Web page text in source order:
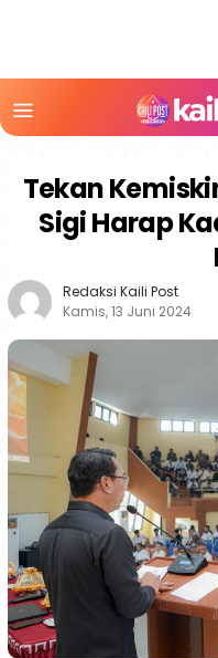
Mobile
Tekan
Sigi Harap
Redaksi Kaili Post
Kamis, 13 Juni 2024